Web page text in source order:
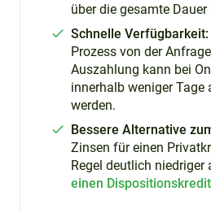
über die gesamte
Schnelle Verfügbarkeit:
Prozess von der
Auszahlung kann bei
innerhalb weniger Tage
werden.
Bessere Alternative
Zinsen für einen
Regel deutlich niedriger
einen Dispositionskredit